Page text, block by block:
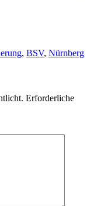
, BSV, Nürnberg
Erforderliche